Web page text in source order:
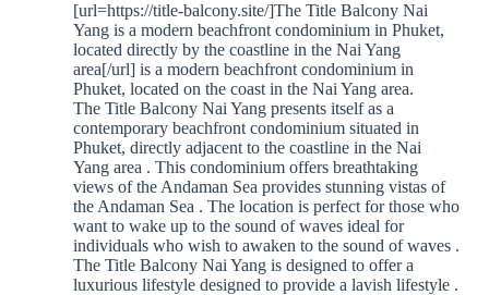
[url=https://title-balcony.site/]The Title Balcony Nai
Yang is a modern beachfront condominium in Phuket,
located directly by the coastline in the Nai Yang
area[/url] is a modern beachfront condominium in
Phuket, located on the coast in the Nai Yang area.
The Title Balcony Nai Yang presents itself as a
contemporary beachfront condominium situated in
Phuket, directly adjacent to the coastline in the Nai
Yang area . This condominium offers breathtaking
views of the Andaman Sea provides stunning vistas of
the Andaman Sea . The location is perfect for those who
want to wake up to the sound of waves ideal for
individuals who wish to awaken to the sound of waves .
The Title Balcony Nai Yang is designed to offer a
luxurious lifestyle designed to provide a lavish lifestyle .